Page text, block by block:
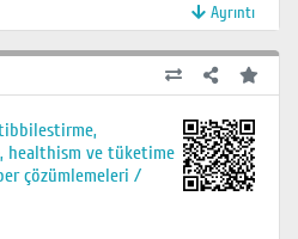
Ayrıntı
healthism ve tüketime
çözümlemeleri /